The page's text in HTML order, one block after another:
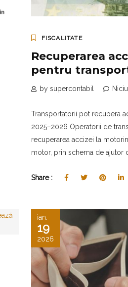
FISCALITATE
Recuperarea
pentru
by supercontabil
Transportatorii pot recupera
2025–2026 Operatorii de
recuperarea accizei la
motor, prin schema de ajutor
Share :
ian.
19
2026